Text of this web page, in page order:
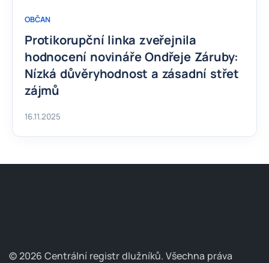
OBČAN
Protikorupční linka zveřejnila
hodnocení novináře Ondřeje Záruby:
Nízká důvěryhodnost a zásadní střet
zájmů
16.11.2025
© 2026 Centrální registr dlužníků. Všechna práva